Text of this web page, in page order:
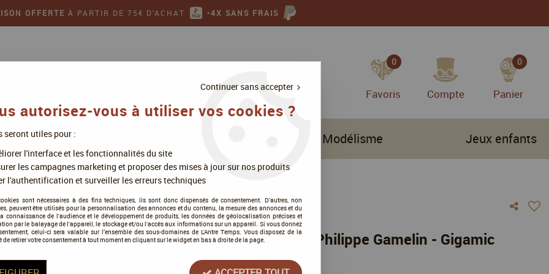
OFFERTE À PARTIR DE 75€ D'ACHAT •4X SANS FRAIS
0
Favoris Compte
0
Panier
Modélisme Jeux enfants
- Laurence et Philippe Gamelin - Gigamic
Gigamic
Galerapagos - Laurence et Philippe Gamelin - Gigamic
Soyez le premier à donner votre avis !
Continuer sans accepter
autorisez-vous à utiliser vos cookies ?
seront utiles pour :
l'interface et les fonctionnalités du site
les campagnes marketing et proposer des mises à jour sur nos produits
l'authentification et surveiller les erreurs techniques
sont nécessaires à des fins techniques, ils sont donc dispensés de consentement. D'autres, non
peuvent être utilisés pour la personnalisation des annonces et du contenu, la mesure des annonces et du
connaissance de l'audience et le développement de produits, les données de géolocalisation précises et
par le balayage de l'appareil, le stockage et/ou l'accès aux informations sur un appareil. Si vous donnez
celui-ci sera valable sur l’ensemble des sous-domaines de L'Antre Temps. Vous disposez de la
retirer votre consentement à tout moment en cliquant sur le widget en bas à droite de la page.